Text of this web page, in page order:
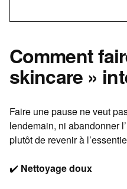
Comment
skincare »
Faire une pause ne veut
lendemain, ni abandonner
plutôt de revenir à
✔️ Nettoyage doux